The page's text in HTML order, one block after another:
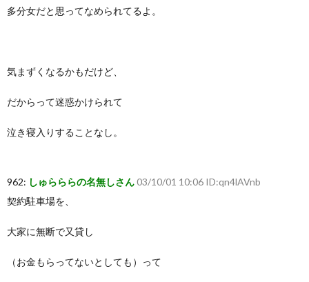
多分女だと思ってなめられてるよ。
気まずくなるかもだけど、
だからって迷惑かけられて
泣き寝入りすることなし。
962: しゅらららの名無しさん03/10/01 10:06 ID:qn4lAVnb
契約駐車場を、
大家に無断で又貸し
（お金もらってないとしても）って